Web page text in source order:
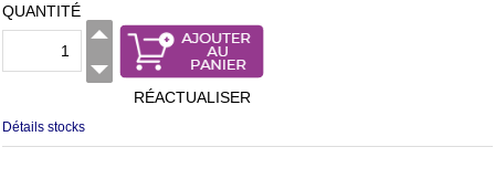
QUANTITÉ
RÉACTUALISER
Détails stocks